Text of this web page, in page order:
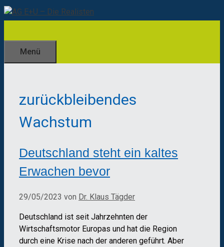
Zum
Inhalt
Menü
zurückbleibendes
Wachstum
Deutschland steht ein kaltes
Erwachen bevor
29/05/2023 von Dr. Klaus Tägder
Deutschland ist seit Jahrzehnten der
Wirtschaftsmotor Europas und hat die Region
durch eine Krise nach der anderen geführt. Aber